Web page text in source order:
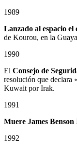
1989
Lanzado al espacio el
de Kourou, en la
1990
El Consejo de
resolución que declara
Kuwait por Irak.
1991
Muere James
1992